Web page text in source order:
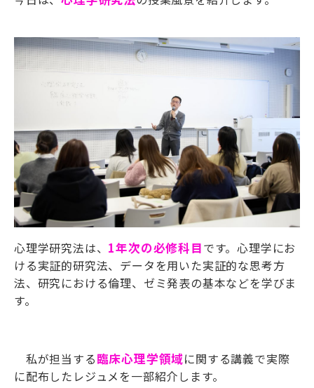
心理学研究法は、 1年次の必修科目です。心理学にお
ける実証的研究法、データを用いた実証的な思考方
法、研究における倫理、ゼミ発表の基本などを学びま
す。
私が担当する臨床心理学領域に関する講義で実際
に配布したレジュメを一部紹介します。